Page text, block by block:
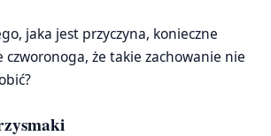
jaka jest przyczyna, konieczne
czworonoga, że takie zachowanie nie